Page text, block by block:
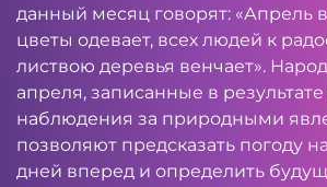
данный месяц говорят: «Апрель
цветы одевает, всех людей к
листвою деревья венчает».
апреля, записанные в
наблюдения за природными
позволяют предсказать погоду
дней вперед и определить